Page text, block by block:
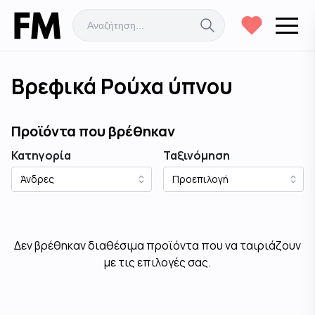
Βρεφικά Ρούχα ύπνου
Προϊόντα που βρέθηκαν
Κατηγορία Ταξινόμηση
Δεν βρέθηκαν διαθέσιμα προϊόντα που να ταιριάζουν
με τις επιλογές σας.